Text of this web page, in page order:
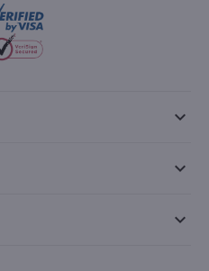
keyboard_arrow_down
keyboard_arrow_down
keyboard_arrow_down